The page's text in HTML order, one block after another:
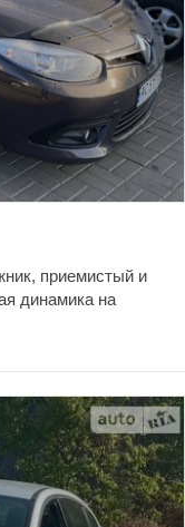
это Ваше авто. В
рекомендую и Вам
приемистый и
динамика на
продать.